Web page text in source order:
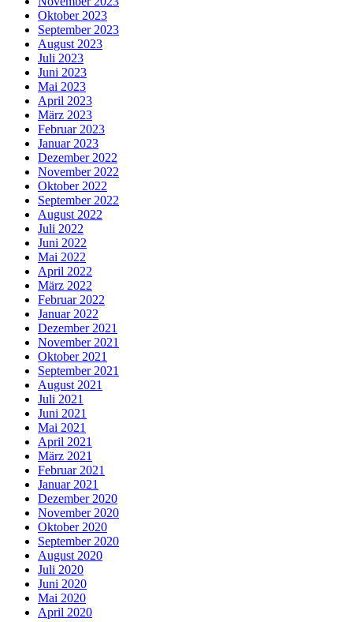
Oktober 2023
September 2023
August 2023
Juli 2023
Juni 2023
Mai 2023
April 2023
März 2023
Februar 2023
Januar 2023
Dezember 2022
November 2022
Oktober 2022
September 2022
August 2022
Juli 2022
Juni 2022
Mai 2022
April 2022
März 2022
Februar 2022
Januar 2022
Dezember 2021
November 2021
Oktober 2021
September 2021
August 2021
Juli 2021
Juni 2021
Mai 2021
April 2021
März 2021
Februar 2021
Januar 2021
Dezember 2020
November 2020
Oktober 2020
September 2020
August 2020
Juli 2020
Juni 2020
Mai 2020
April 2020